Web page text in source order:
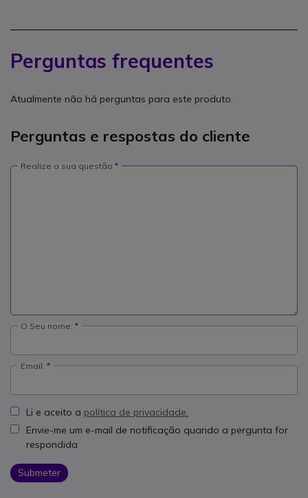
Perguntas frequentes
Atualmente não há perguntas para este produto.
Perguntas e respostas do cliente
Realize a sua questão
O Seu nome:
Email:
Li e aceito a política de privacidade.
Envie-me um e-mail de notificação quando a pergunta for
respondida
Submeter